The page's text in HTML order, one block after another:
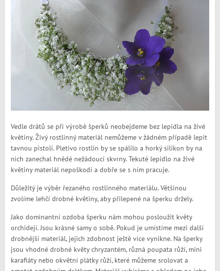
Vedle drátů se při výrobě šperků neobejdeme bez lepidla na živé
květiny. Živý rostlinný materiál nemůžeme v žádném případě lepit
tavnou pistolí. Pletivo rostlin by se spálilo a horký silikon by na
nich zanechal hnědé nežádoucí skvrny. Tekuté lepidlo na živé
květiny materiál nepoškodí a dobře se s ním pracuje.
Důležitý je výběr řezaného rostlinného materiálu. Většinou
zvolíme lehčí drobné květiny, aby přilepené na šperku držely.
Jako dominantní ozdoba šperku nám mohou posloužit květy
orchidejí. Jsou krásné samy o sobě. Pokud je umístíme mezi další
drobnější materiál, jejich zdobnost ještě více vynikne. Na šperky
jsou vhodné drobné květy chryzantém, různá poupata růží, mini
karafiáty nebo okvětní plátky růží, které můžeme srolovat a